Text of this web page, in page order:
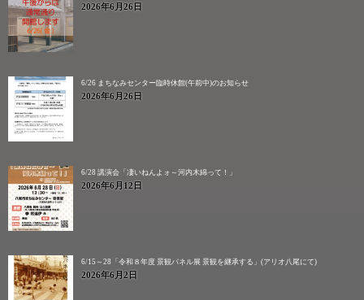
2026年6月26日
6/26 まちなみセンター臨時休館(午前中)のお知らせ
2026年6月26日
6/28 講演会「凄いねんよォ～河内木綿って！」
2026年6月12日
6/15～28「令和８年度 景観パネル展 景観を継承する」(アリオ八尾にて)
2026年6月2日